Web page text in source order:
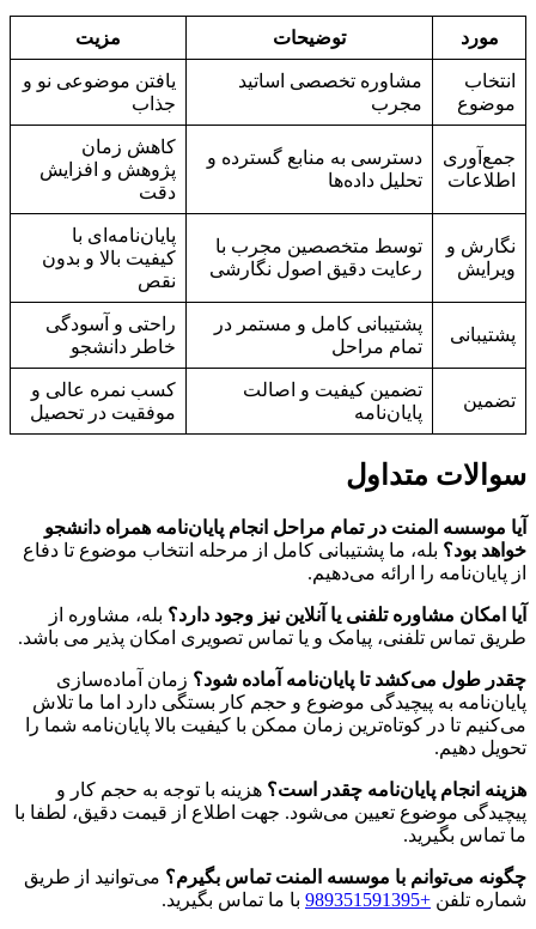
مورد توضیحات مزیت
انتخاب
موضوع
مشاوره تخصصی اساتید
مجرب
یافتن موضوعی نو و
جذاب
جمع‌آوری
اطلاعات
دسترسی به منابع گسترده و
تحلیل داده‌ها
کاهش زمان
پژوهش و افزایش
دقت
نگارش و
ویرایش
توسط متخصصین مجرب با
رعایت دقیق اصول نگارشی
پایان‌نامه‌ای با
کیفیت بالا و بدون
نقص
پشتیبانی
پشتیبانی کامل و مستمر در
تمام مراحل
راحتی و آسودگی
خاطر دانشجو
تضمین
تضمین کیفیت و اصالت
پایان‌نامه
کسب نمره عالی و
موفقیت در تحصیل
سوالات متداول
آیا موسسه المنت در تمام مراحل انجام پایان‌نامه همراه دانشجو
خواهد بود؟ بله، ما پشتیبانی کامل از مرحله انتخاب موضوع تا دفاع
از پایان‌نامه را ارائه می‌دهیم.
آیا امکان مشاوره تلفنی یا آنلاین نیز وجود دارد؟ بله، مشاوره از
طریق تماس تلفنی، پیامک و یا تماس تصویری امکان پذیر می باشد.
چقدر طول می‌کشد تا پایان‌نامه آماده شود؟ زمان آماده‌سازی
پایان‌نامه به پیچیدگی موضوع و حجم کار بستگی دارد اما ما تلاش
می‌کنیم تا در کوتاه‌ترین زمان ممکن با کیفیت بالا پایان‌نامه شما را
تحویل دهیم.
هزینه انجام پایان‌نامه چقدر است؟ هزینه با توجه به حجم کار و
پیچیدگی موضوع تعیین می‌شود. جهت اطلاع از قیمت دقیق، لطفا با
ما تماس بگیرید.
چگونه می‌توانم با موسسه المنت تماس بگیرم؟ می‌توانید از طریق
شماره تلفن +989351591395 با ما تماس بگیرید.